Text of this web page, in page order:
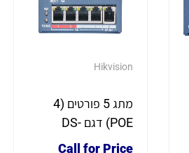
Hikvision
מתג 5 פורטים (4
POE) דגם DS-
3E0105P-E
Call for Price